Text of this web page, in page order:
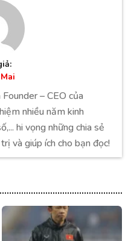
– CEO của
nhiều năm kinh
hi vọng những chia sẻ
và giúp ích cho bạn đọc!